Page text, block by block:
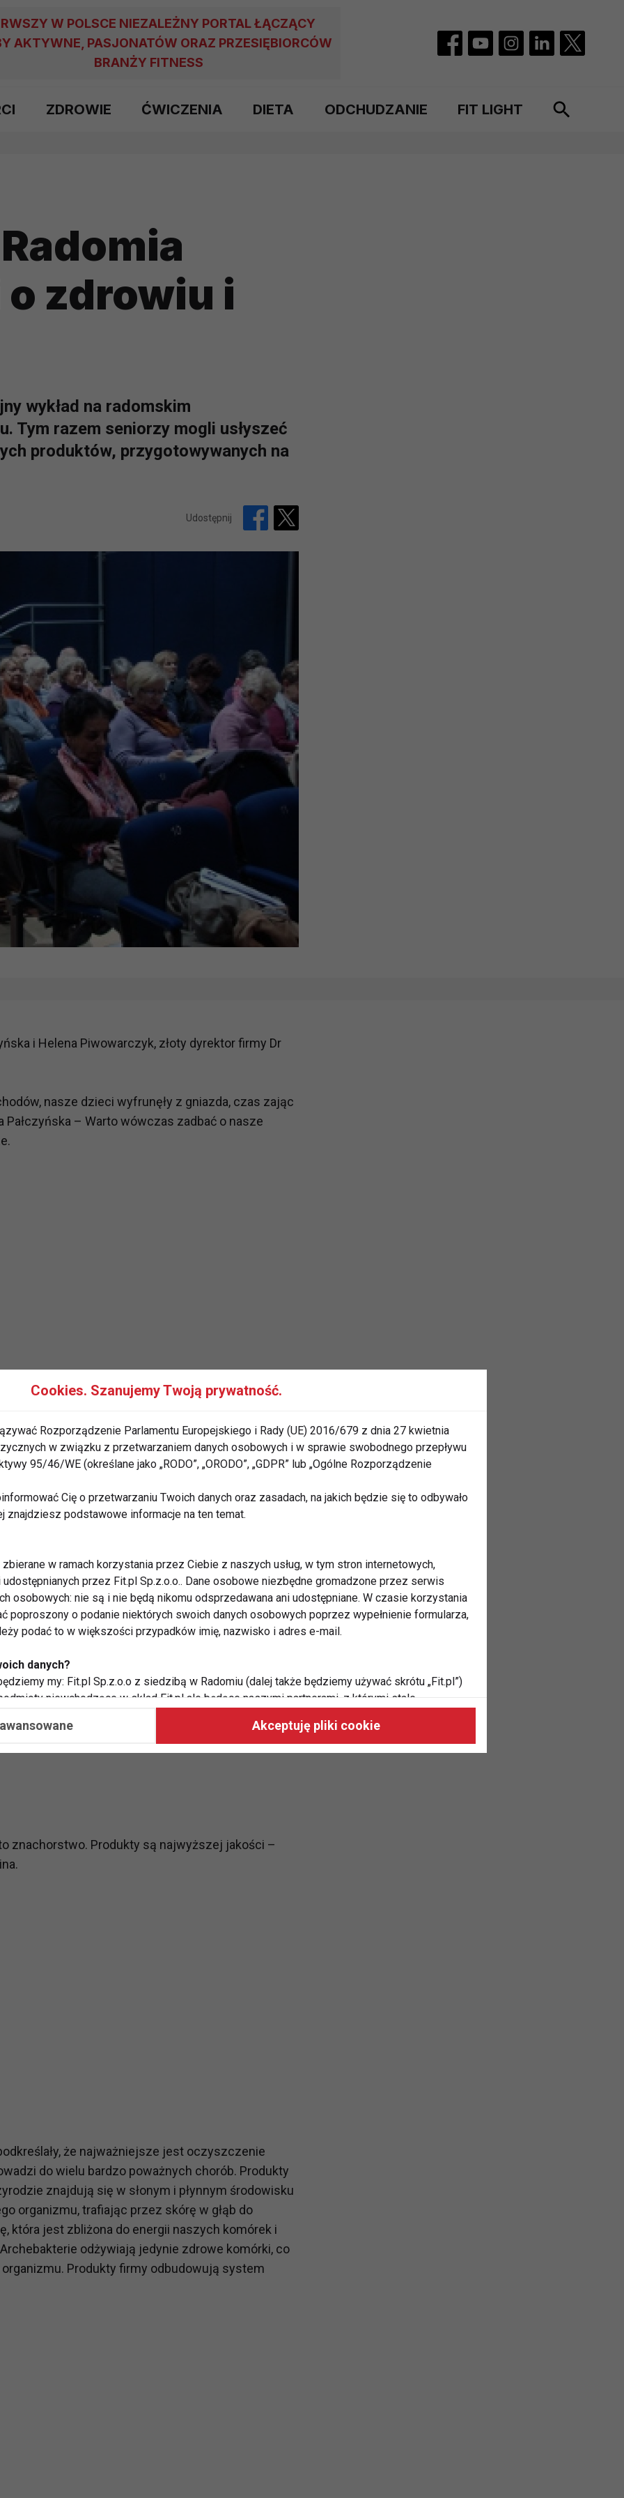
W POLSCE NIEZALEŻNY PORTAL ŁĄCZĄCY
AKTYWNE, PASJONATÓW ORAZ PRZESIĘBIORCÓW
BRANŻY FITNESS
ZDROWIE ĆWICZENIA DIETA ODCHUDZANIE FIT LIGHT
zdrowiu i
wykład na radomskim
Tym razem seniorzy mogli usłyszeć
produktów, przygotowywanych na
Udostępnij
i Helena Piwowarczyk, złoty dyrektor firmy Dr
nasze dzieci wyfrunęły z gniazda, czas zając
Pałczyńska – Warto wówczas zadbać o nasze
zagadnienie profilaktyki zdrowia, o której nikt nie
zdrowotnych właściwościach produktów
jest już ze starożytnych czasów. Obecnie tę
wykorzystać do codziennego stosowania w
na nasz organizm. Stymulują i regenerują
materii. Wzmacniają system odpornościowy
Martwego możemy we własnej wannie poczuć jego
przemęczenie fizyczne i psychiczne,
pochodzenia kostno-mięśniowego.
znachorstwo. Produkty są najwyższej jakości –
że najważniejsze jest oczyszczenie
do wielu bardzo poważnych chorób. Produkty
znajdują się w słonym i płynnym środowisku
organizmu, trafiając przez skórę w głąb do
która jest zbliżona do energii naszych komórek i
odżywiają jedynie zdrowe komórki, co
Produkty firmy odbudowują system
Cookies. Szanujemy Twoją prywatność.
Rozporządzenie Parlamentu Europejskiego i Rady (UE) 2016/679 z dnia 27 kwietnia
w związku z przetwarzaniem danych osobowych i w sprawie swobodnego przepływu
95/46/WE (określane jako „RODO”, „ORODO”, „GDPR” lub „Ogólne Rozporządzenie
Cię o przetwarzaniu Twoich danych oraz zasadach, na jakich będzie się to odbywało
znajdziesz podstawowe informacje na ten temat.
w ramach korzystania przez Ciebie z naszych usług, w tym stron internetowych,
przez Fit.pl Sp.z.o.o.. Dane osobowe niezbędne gromadzone przez serwis
osobowych: nie są i nie będą nikomu odsprzedawana ani udostępniane. W czasie korzystania
poproszony o podanie niektórych swoich danych osobowych poprzez wypełnienie formularza,
podać to w większości przypadków imię, nazwisko i adres e-mail.
danych?
my: Fit.pl Sp.z.o.o z siedzibą w Radomiu (dalej także będziemy używać skrótu „Fit.pl”)
niewchodzące w skład Fit.pl ale będące naszymi partnerami, z którymi stale
dane?
w tym tematykę ukazujących się tam materiałów do Twoich zainteresowań oraz do
do Twoich potrzeb i zainteresowań,
nam udoskonalać nasze usługi i sprawić, że będą maksymalnie odpowiadać Twoim
Twoje dane możemy przekazywać podmiotom przetwarzającym je na nasze zlecenie,
naszych usług oraz podmiotom uprawnionym do uzyskania danych na podstawie
organy ścigania – oczywiście tylko gdy wystąpią z żądaniem w oparciu o stosowną podstawę
że na większości stron internetowych dane o ruchu użytkowników zbierane są przez naszych
Twoich danych?
dostępu do danych, sprostowania, usunięcia lub ograniczenia ich przetwarzania. Możesz
danych osobowych, zgłosić sprzeciw oraz skorzystać z innych praw wymienionych
danych w celu świadczenia usług, w tym dopasowywania ich do Twoich zainteresowań,
zapewniania ich bezpieczeństwa jest niezbędność do wykonania umów o ich świadczenie
lub podobne dokumenty dostępne w usługach, z których korzystasz). Taką podstawą
i marketingu własnego administratorów jest tzw. uzasadniony interes administratora.
marketingowych podmiotów trzecich będzie odbywać się na podstawie Twojej dobrowolnej
Akceptuję pliki cookie